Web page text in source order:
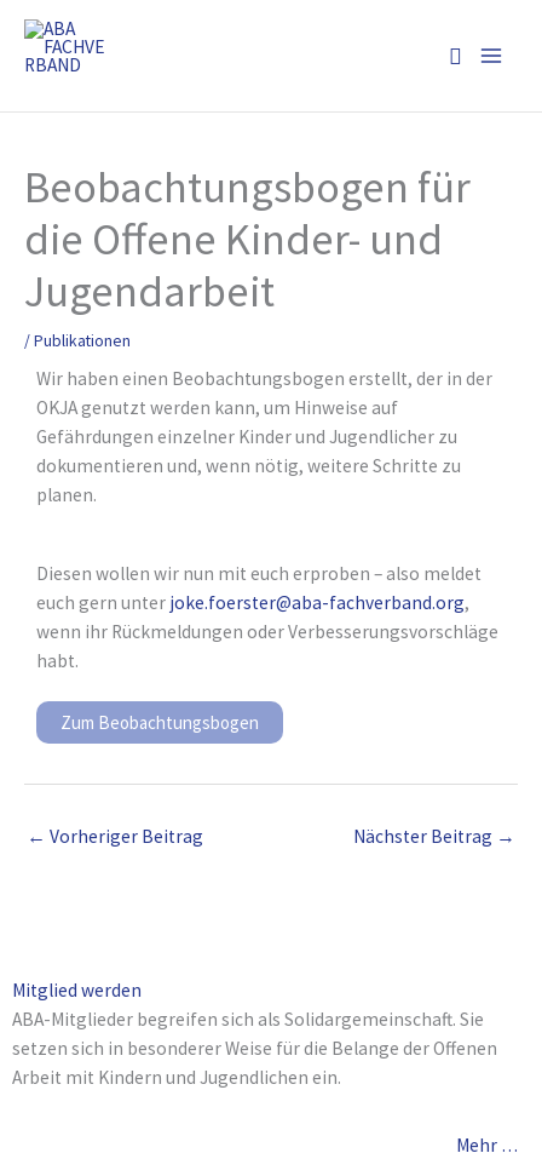
Inhalt
springen
Suchen
Beobachtungsbogen für
die Offene Kinder- und
Jugendarbeit
/Publikationen
Wir haben einen Beobachtungsbogen erstellt, der in der
OKJA genutzt werden kann, um Hinweise auf
Gefährdungen einzelner Kinder und Jugendlicher zu
dokumentieren und, wenn nötig, weitere Schritte zu
planen.
Diesen wollen wir nun mit euch erproben – also meldet
euch gern unter joke.foerster@aba-fachverband.org,
wenn ihr Rückmeldungen oder Verbesserungsvorschläge
habt.
Zum Beobachtungsbogen
← Vorheriger Beitrag Nächster Beitrag →
Mitglied werden
ABA-Mitglieder begreifen sich als Solidargemeinschaft. Sie
setzen sich in besonderer Weise für die Belange der Offenen
Arbeit mit Kindern und Jugendlichen ein.
Mehr …